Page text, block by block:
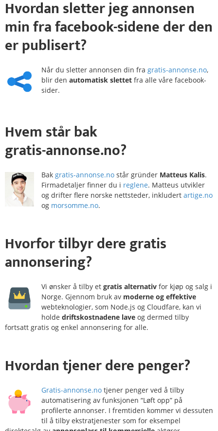
Hvordan sletterjeg annonsen
min frafacebook-sideneder den
er publisert?
Når du sletter annonsen din fra gratis-annonse.no,
blir den automatisk slettet fra alle våre facebook-
sider.
Hvem står bak
gratis-annonse.no?
Bak gratis-annonse.no står gründer Matteus Kalis.
Firmadetaljer finner du i reglene. Matteus utvikler
og drifter flere norske nettsteder, inkludert artige.no
og morsomme.no.
Hvorfortilbyr dere gratis
annonsering?
Vi ønsker å tilby et gratis alternativ for kjøp og salg i
Norge. Gjennom bruk av moderne og effektive
webteknologier, som Node.js og Cloudfare, kan vi
holde driftskostnadene lave og dermed tilby
fortsatt gratis og enkel annonsering for alle.
Hvordantjenerdere penger?
Gratis-annonse.no tjener penger ved å tilby
automatisering av funksjonen “Løft opp” på
profilerte annonser. I fremtiden kommer vi dessuten
til å tilby ekstratjenester som for eksempel